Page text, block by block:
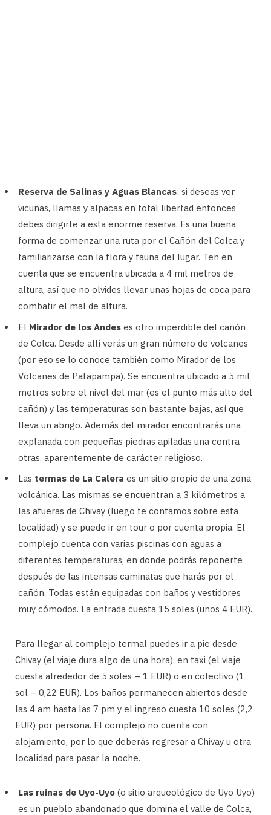
Reserva de Salinas y Aguas Blancas: si deseas ver
vicuñas, llamas y alpacas en total libertad entonces
debes dirigirte a esta enorme reserva. Es una buena
forma de comenzar una ruta por el Cañón del Colca y
familiarizarse con la flora y fauna del lugar. Ten en
cuenta que se encuentra ubicada a 4 mil metros de
altura, así que no olvides llevar unas hojas de coca para
combatir el mal de altura.
El Mirador de los Andes es otro imperdible del cañón
de Colca. Desde allí verás un gran número de volcanes
(por eso se lo conoce también como Mirador de los
Volcanes de Patapampa). Se encuentra ubicado a 5 mil
metros sobre el nivel del mar (es el punto más alto del
cañón) y las temperaturas son bastante bajas, así que
lleva un abrigo. Además del mirador encontrarás una
explanada con pequeñas piedras apiladas una contra
otras, aparentemente de carácter religioso.
Las termas de La Calera es un sitio propio de una zona
volcánica. Las mismas se encuentran a 3 kilómetros a
las afueras de Chivay (luego te contamos sobre esta
localidad) y se puede ir en tour o por cuenta propia. El
complejo cuenta con varias piscinas con aguas a
diferentes temperaturas, en donde podrás reponerte
después de las intensas caminatas que harás por el
cañón. Todas están equipadas con baños y vestidores
muy cómodos. La entrada cuesta 15 soles (unos 4 EUR).
Para llegar al complejo termal puedes ir a pie desde
Chivay (el viaje dura algo de una hora), en taxi (el viaje
cuesta alrededor de 5 soles – 1 EUR) o en colectivo (1
sol – 0,22 EUR). Los baños permanecen abiertos desde
las 4 am hasta las 7 pm y el ingreso cuesta 10 soles (2,2
EUR) por persona. El complejo no cuenta con
alojamiento, por lo que deberás regresar a Chivay u otra
localidad para pasar la noche.
Las ruinas de Uyo-Uyo (o sitio arqueológico de Uyo Uyo)
es un pueblo abandonado que domina el valle de Colca,